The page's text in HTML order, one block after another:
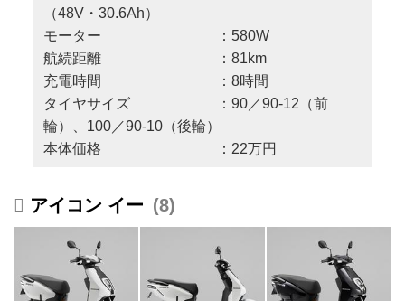
（48V・30.6Ah）
モーター ：580W
航続距離 ：81km
充電時間 ：8時間
タイヤサイズ ：90／90-12（前
輪）、100／90-10（後輪）
本体価格 ：22万円
アイコン イー 8